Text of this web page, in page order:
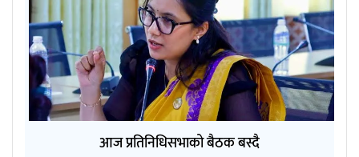
आज प्रतिनिधिसभाको बैठक बस्दै